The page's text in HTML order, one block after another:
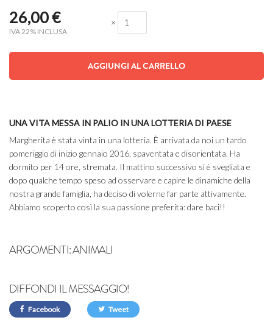
26,00€
IVA 22% INCLUSA
×
AGGIUNGI AL CARRELLO
UNA VITA MESSA IN PALIO IN UNA LOTTERIA DI PAESE
Margherita è stata vinta in una lotteria. È arrivata da noi un tardo
pomeriggio di inizio gennaio 2016, spaventata e disorientata. Ha
dormito per 14 ore, stremata. Il mattino successivo si è svegliata e
dopo qualche tempo speso ad osservare e capire le dinamiche della
nostra grande famiglia, ha deciso di volerne far parte attivamente.
Abbiamo scoperto così la sua passione preferita: dare baci!!
ARGOMENTI:ANIMALI
DIFFONDI IL MESSAGGIO!
Facebook Tweet